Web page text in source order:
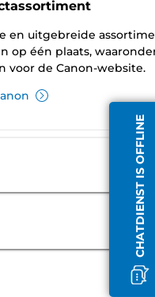
CHATDIENST IS OFFLINE
en uitgebreide
op één plaats,
voor de Canon-website.